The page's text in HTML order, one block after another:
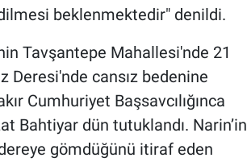
beklenmektedir" denildi.
Tavşantepe Mahallesi'nde 21
cansız bedenine
Cumhuriyet Başsavcılığınca
Bahtiyar dün tutuklandı. Narin’in
dereye gömdüğünü itiraf eden